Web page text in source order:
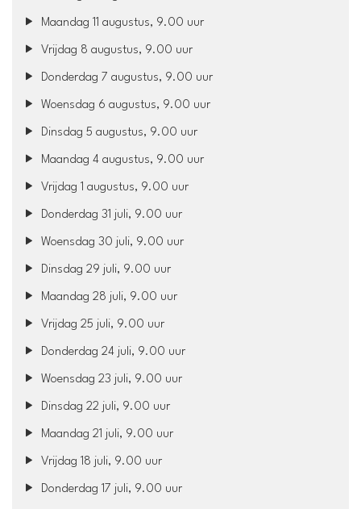
Maandag 11 augustus, 9.00 uur
Vrijdag 8 augustus, 9.00 uur
Donderdag 7 augustus, 9.00 uur
Woensdag 6 augustus, 9.00 uur
Dinsdag 5 augustus, 9.00 uur
Maandag 4 augustus, 9.00 uur
Vrijdag 1 augustus, 9.00 uur
Donderdag 31 juli, 9.00 uur
Woensdag 30 juli, 9.00 uur
Dinsdag 29 juli, 9.00 uur
Maandag 28 juli, 9.00 uur
Vrijdag 25 juli, 9.00 uur
Donderdag 24 juli, 9.00 uur
Woensdag 23 juli, 9.00 uur
Dinsdag 22 juli, 9.00 uur
Maandag 21 juli, 9.00 uur
Vrijdag 18 juli, 9.00 uur
Donderdag 17 juli, 9.00 uur